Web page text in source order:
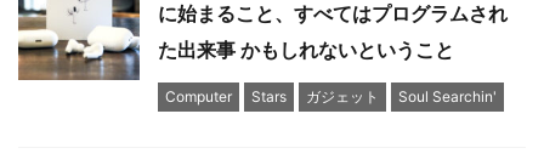
に始まること、すべてはプログラムされ
た出来事 かもしれないということ
Computer Stars ガジェット Soul Searchin'